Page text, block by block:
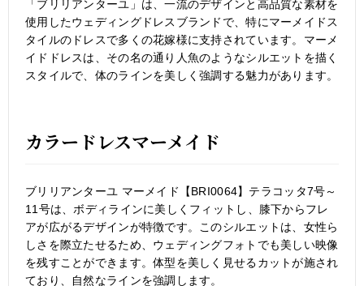
「ブリリアンターユ」は、一流のデザインと高品質な素材を
使用したウェディングドレスブランドで、特にマーメイドス
タイルのドレスで多くの花嫁様に支持されています。マーメ
イドドレスは、その名の通り人魚のようなシルエットを描く
スタイルで、体のラインを美しく強調する魅力があります。
カラードレスマーメイド
ブリリアンターユ マーメイド【BRI0064】テラコッタ7号～
11号は、ボディラインに美しくフィットし、膝下からフレ
アが広がるデザインが特徴です。このシルエットは、女性ら
しさを際立たせるため、ウェディングフォトでも美しい映像
を残すことができます。体型を美しく見せるカットが施され
ており、自然なラインを強調します。